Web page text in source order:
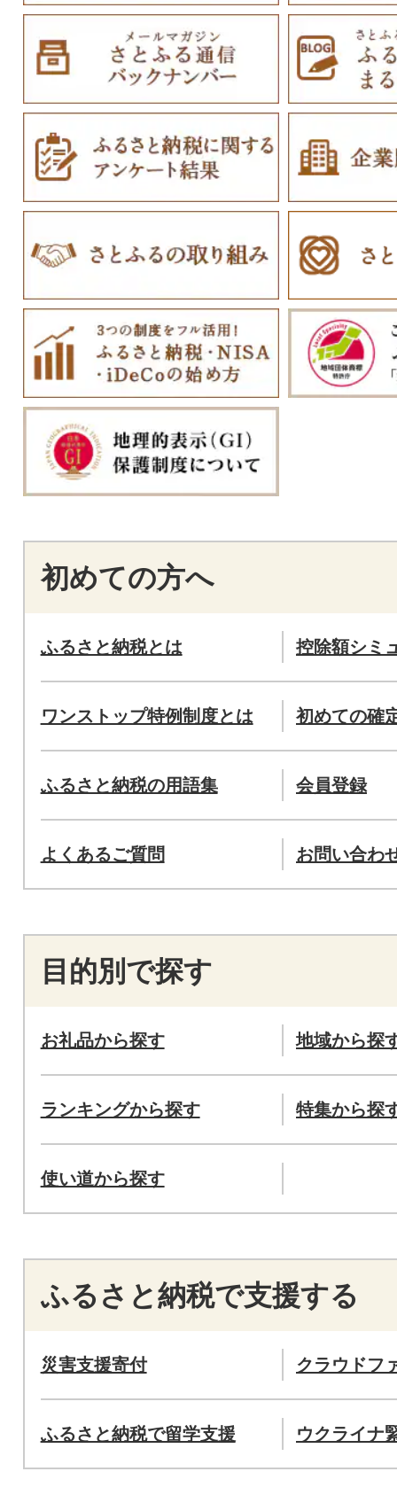
初めての方へ
ふるさと納税とは 控除額シミ
ワンストップ特例制度とは 初めての確
ふるさと納税の用語集 会員登録
よくあるご質問 お問い合わ
目的別で探す
お礼品から探す 地域から探
ランキングから探す 特集から探
使い道から探す
ふるさと納税で支援する
災害支援寄付 クラウドフ
ふるさと納税で留学支援 ウクライナ